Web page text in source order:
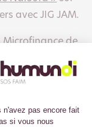
avec JIG JAM.
Microfinance de
comprendre le
de février
tient la